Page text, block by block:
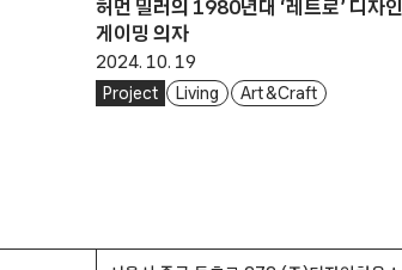
허먼 밀러의 1980년대 ‘레트로’ 디자인
게이밍 의자
2024. 10. 19
Project Living Art & Craft